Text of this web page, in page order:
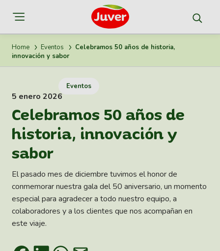
Home Eventos
Celebramos 50 años de historia,
innovación y sabor
Eventos
5 enero 2026
Celebramos 50 años de
historia, innovación y
sabor
El pasado mes de diciembre tuvimos el honor de
conmemorar nuestra gala del 50 aniversario, un momento
especial para agradecer a todo nuestro equipo, a
colaboradores y a los clientes que nos acompañan en
este viaje.